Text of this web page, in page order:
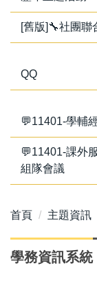
[舊版]🔧社團聯
QQ
💬11401-學輔
💬11401-課外
組隊會議
首頁 主題資訊
學務資訊系統